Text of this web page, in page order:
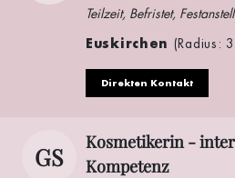
Teilzeit, Befristet,
Euskirchen (Radius:
Direkten Kontakt
GS
Kosmetikerin -
Kompetenz